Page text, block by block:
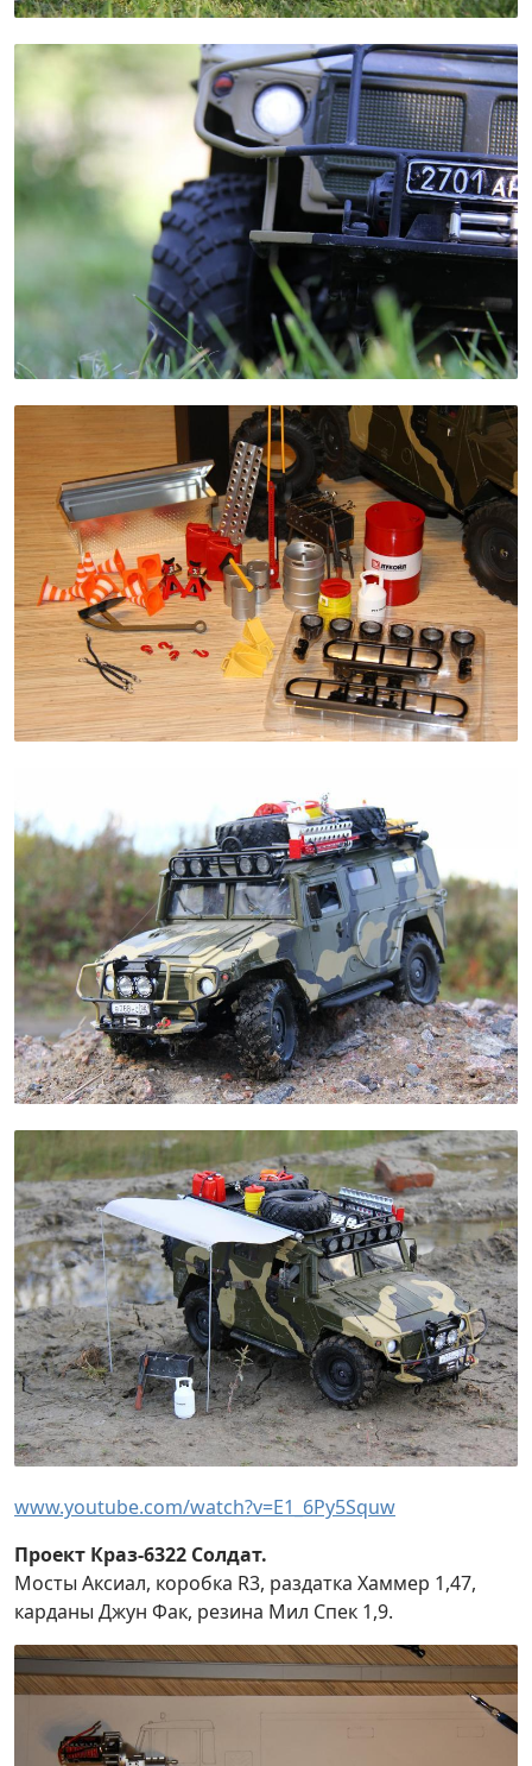
www.youtube.com/watch?v=E1_6Py5Squw
Проект Краз-6322 Солдат.
Мосты Аксиал, коробка R3, раздатка Хаммер 1,47,
карданы Джун Фак, резина Мил Спек 1,9.